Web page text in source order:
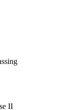
II